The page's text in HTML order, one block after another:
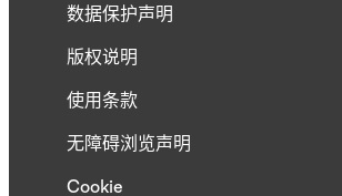
数据保护声明
版权说明
使用条款
无障碍浏览声明
Cookie